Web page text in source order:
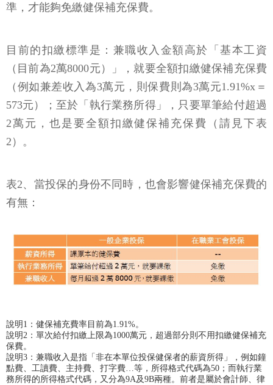
準，才能夠免繳健保補充保費。
目前的扣繳標準是：兼職收入金額高於「基本工資
（目前為2萬8000元）」，就要全額扣繳健保補充保費
（例如兼差收入為3萬元，則保費則為3萬元1.91%x＝
573元）；至於「執行業務所得」，只要單筆給付超過
2萬元，也是要全額扣繳健保補充保費（請見下表
2）。
表2、當投保的身份不同時，也會影響健保補充保費的
有無：
說明1：健保補充費率目前為1.91%。
說明2：單次給付扣繳上限為1000萬元，超過部分則不用扣繳健保補充
保費。
說明3：兼職收入是指「非在本單位投保健保者的薪資所得」，例如鐘
點費、工讀費、主持費、打字費…等，所得格式代碼為50；而執行業
務所得的所得格式代碼，又分為9A及9B兩種。前者是屬於會計師、律